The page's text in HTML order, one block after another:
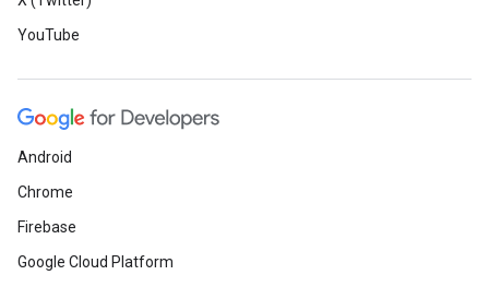
YouTube
Android
Chrome
Firebase
Google Cloud Platform